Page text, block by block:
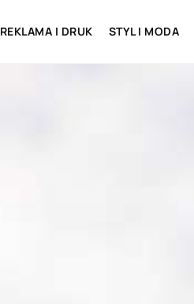
REKLAMA I DRUK STYL I MODA